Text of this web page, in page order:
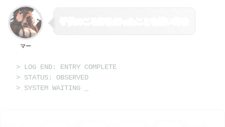
マー
> LOG END: ENTRY COMPLETE
> STATUS: OBSERVED
> SYSTEM WAITING